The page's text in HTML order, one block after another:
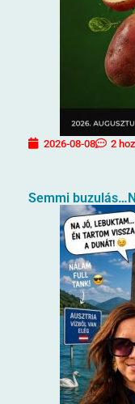
2026-08-08 2
Semmi